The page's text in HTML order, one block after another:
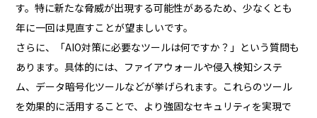
す。特に新たな脅威が出現する可能性があるため、少なくとも
年に一回は見直すことが望ましいです。
さらに、「AIO対策に必要なツールは何ですか？」という質問も
あります。具体的には、ファイアウォールや侵入検知システ
ム、データ暗号化ツールなどが挙げられます。これらのツール
を効果的に活用することで、より強固なセキュリティを実現で